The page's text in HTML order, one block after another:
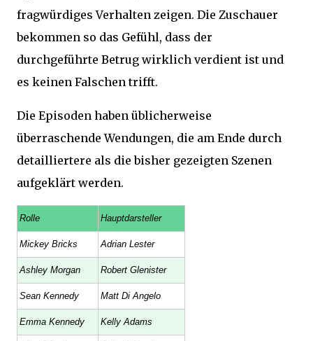
fragwürdiges Verhalten zeigen. Die Zuschauer
bekommen so das Gefühl, dass der
durchgeführte Betrug wirklich verdient ist und
es keinen Falschen trifft.
Die Episoden haben üblicherweise
überraschende Wendungen, die am Ende durch
detailliertere als die bisher gezeigten Szenen
aufgeklärt werden.
Rolle Hauptdarsteller
Mickey Bricks Adrian Lester
Ashley Morgan Robert Glenister
Sean Kennedy Matt Di Angelo
Emma Kennedy Kelly Adams